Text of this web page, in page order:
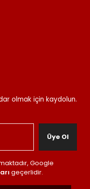
olmak için kaydolun.
Üye Ol
Google
geçerlidir.